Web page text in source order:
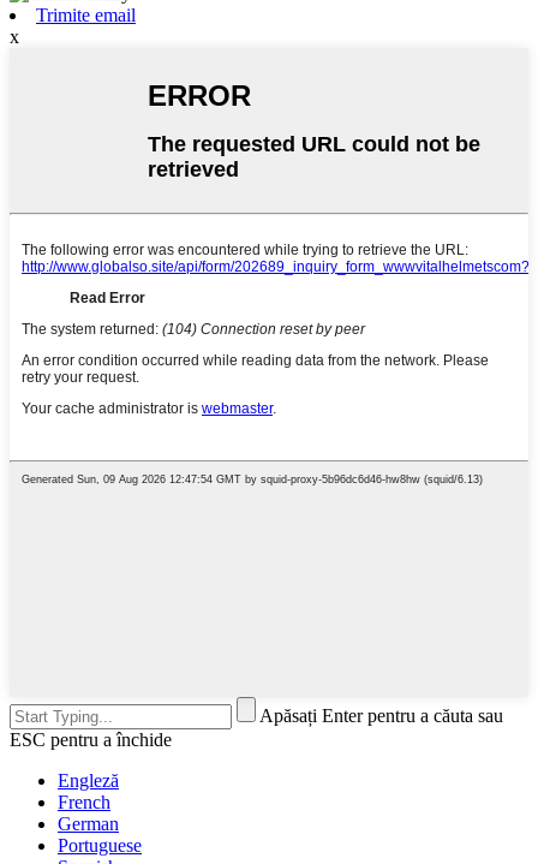
Trimite email
x
Apăsați Enter pentru a căuta sau
ESC pentru a închide
Engleză
French
German
Portuguese